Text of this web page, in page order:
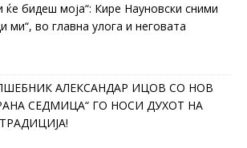
ќе бидеш моја“: Кире Науновски сними
ми“, во главна улога и неговата
АЛЕКСАНДАР ИЦОВ СО НОВ
СЕДМИЦА“ ГО НОСИ ДУХОТ НА